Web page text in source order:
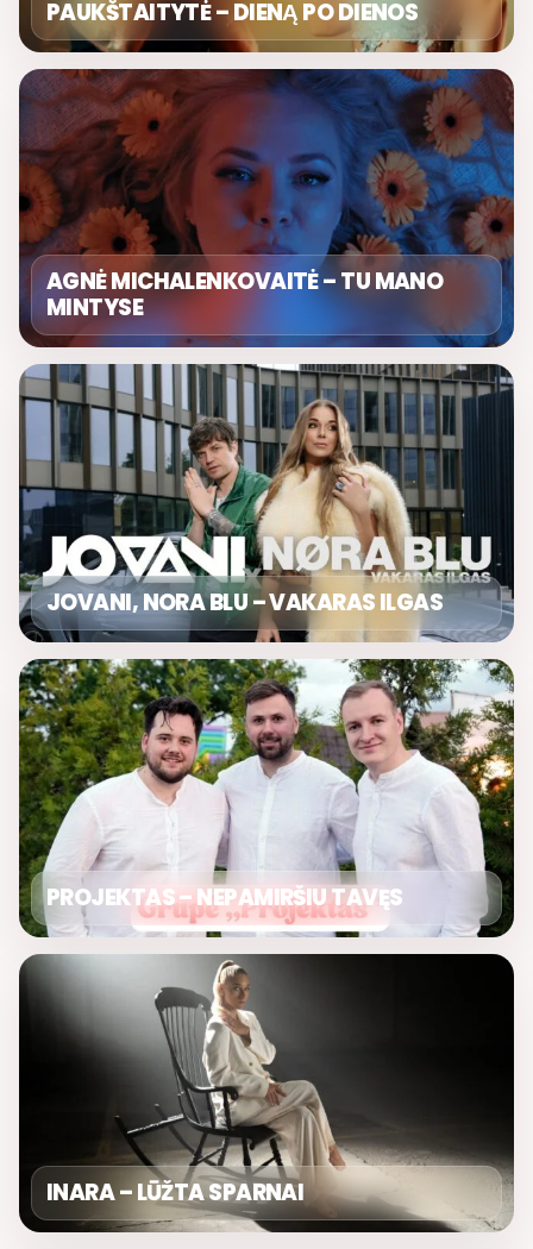
PAUKŠTAITYTĖ – DIENĄ PO DIENOS
AGNĖ MICHALENKOVAITĖ – TU MANO
MINTYSE
JOVANI, NORA BLU – VAKARAS ILGAS
PROJEKTAS – NEPAMIRŠIU TAVĘS
INARA – LŪŽTA SPARNAI